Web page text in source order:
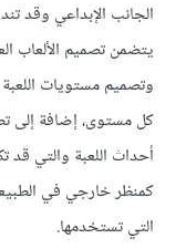
الجانب الإبداعي وقد
يتضمن تصميم الألعاب
وتصميم مستويات
كل مستوى، إضافة إلى
أحداث اللعبة والتي
كمنظر خارجي في
التي تستخدمها.